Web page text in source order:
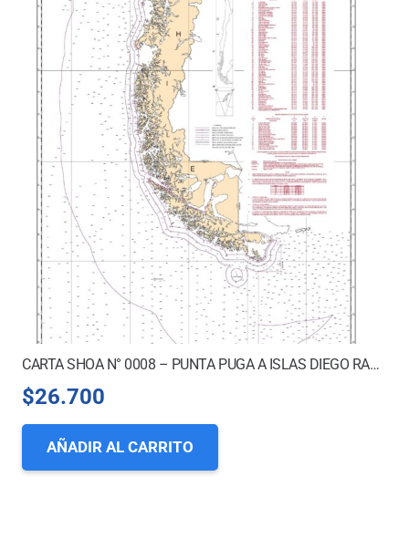
CARTA SHOA N° 0008 – PUNTA PUGA A ISLAS DIEGO RAMÍREZ *
$26.700
AÑADIR AL CARRITO